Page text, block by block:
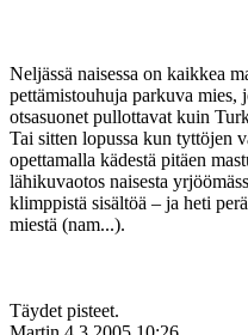
Neljässä naisessa on kaikkea
pettämistouhuja parkuva
otsasuonet pullottavat kuin
Tai sitten lopussa kun tyttöjen
opettamalla kädestä pitäen
lähikuvaotos naisesta
klimppistä sisältöä – ja heti
miestä (nam...).
Täydet pisteet.